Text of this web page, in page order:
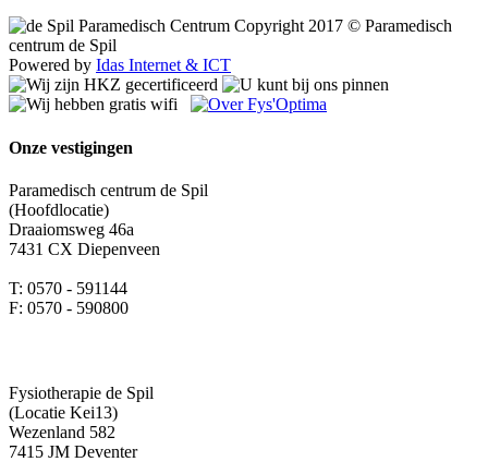
Copyright 2017 © Paramedisch
centrum de Spil
Powered by Idas Internet & ICT
Onze vestigingen
Paramedisch centrum de Spil
(Hoofdlocatie)
Draaiomsweg 46a
7431 CX Diepenveen
T: 0570 - 591144
F: 0570 - 590800
Fysiotherapie de Spil
(Locatie Kei13)
Wezenland 582
7415 JM Deventer